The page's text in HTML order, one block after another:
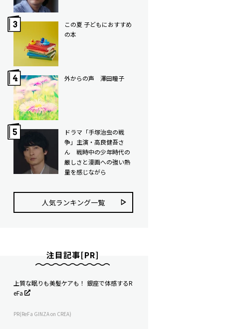
この夏 子どもにおすすめ
の本
外からの声 澤田瞳子
ドラマ「手塚治虫の戦
争」主演・高良健吾さ
ん 戦時中の少年時代の
厳しさと漫画への強い熱
量を感じながら
人気ランキング⼀覧
注目記事[PR]
上質な眠りも美髪ケアも！ 銀座で体感するR
eFa
PR(ReFa GINZA on CREA)